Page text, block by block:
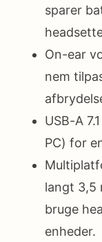
sparer
On-ear
nem
USB-A
PC) for
langt 3,5
bruge
enheder.